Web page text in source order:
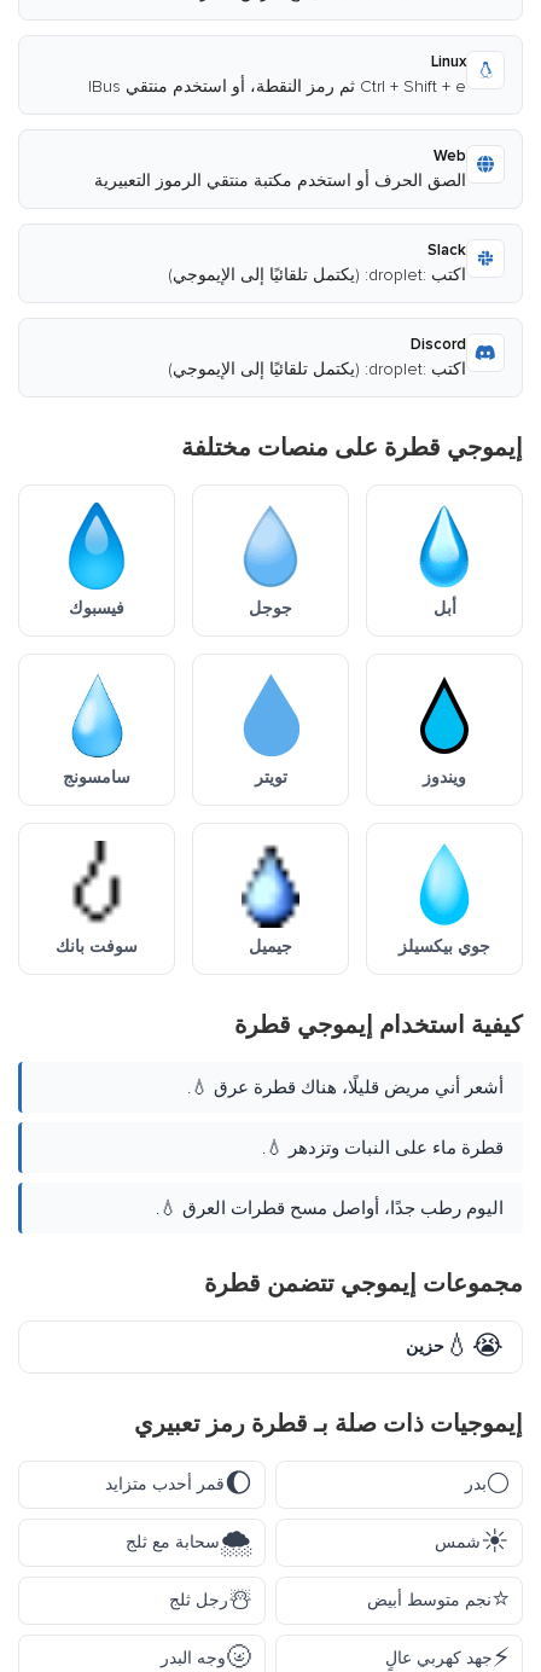
Linux
Ctrl + Shift + e ثم رمز النقطة، أو استخدم منتقي IBus
Web
الصق الحرف أو استخدم مكتبة منتقي الرموز التعبيرية
Slack
اكتب :droplet: (يكتمل تلقائيًا إلى الإيموجي)
Discord
اكتب :droplet: (يكتمل تلقائيًا إلى الإيموجي)
إيموجي قطرة على منصات مختلفة
أبل جوجل فيسبوك
ويندوز تويتر سامسونج
جوي بيكسيلز جيميل سوفت بانك
كيفية استخدام إيموجي قطرة
أشعر أني مريض قليلًا، هناك قطرة عرق 💧.
قطرة ماء على النبات وتزدهر 💧.
اليوم رطب جدًا، أواصل مسح قطرات العرق 💧.
مجموعات إيموجي تتضمن قطرة
😭💧 حزين
إيموجيات ذات صلة بـ قطرة رمز تعبيري
🌕بدر 🌔قمر أحدب متزايد
☀️شمس 🌨️سحابة مع ثلج
⭐نجم متوسط أبيض ☃️رجل ثلج
⚡جهد كهربي عالٍ 🌝وجه البدر